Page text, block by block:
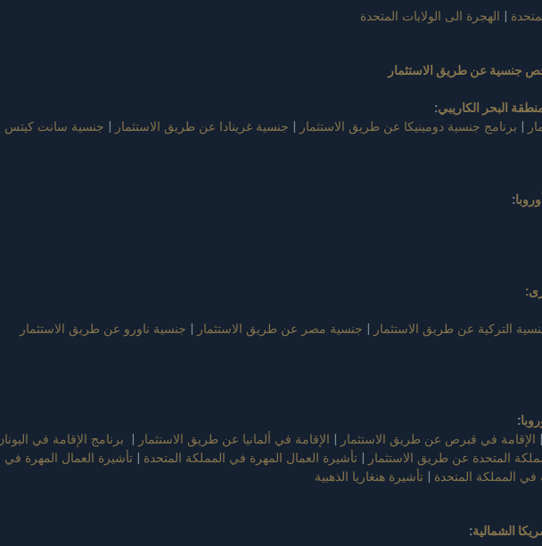
| الهجرة الى الولايات المتحدة
جنسية عن طريق الاستثمار
البحر الكاريبي:
| برنامج جنسية دومينيكا عن طريق الاستثمار | جنسية غرينادا عن طريق الاستثمار | جنسية سانت كيتس
:
التركية عن طريق الاستثمار | جنسية مصر عن طريق الاستثمار | جنسية ناورو عن طريق الاستثمار
:
| الإقامة في قبرص عن طريق الاستثمار | الإقامة في ألمانيا عن طريق الاستثمار | برنامج الإقامة في
المتحدة عن طريق الاستثمار | تأشيرة العمال المهرة في المملكة المتحدة | تأشيرة العمال المهرة
في المملكة المتحدة | تأشيرة هنغاريا الذهبية
الشمالية: